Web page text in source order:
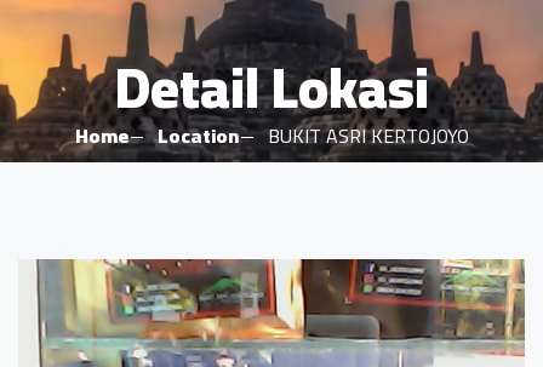
Detail Lokasi
Home Location BUKIT ASRI KERTOJOYO